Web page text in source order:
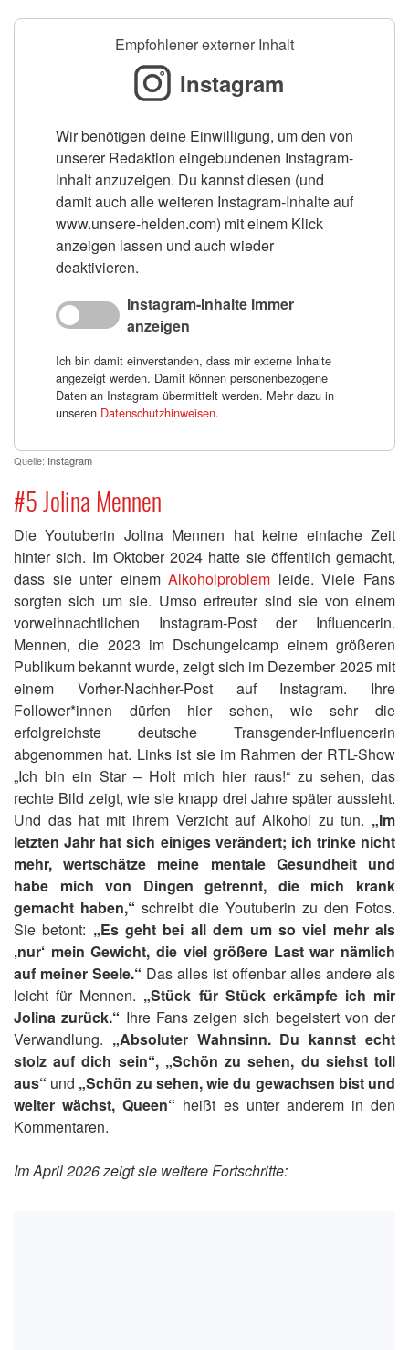
Empfohlener externer Inhalt
Instagram
Wir benötigen deine Einwilligung, um den von
unserer Redaktion eingebundenen Instagram-
Inhalt anzuzeigen. Du kannst diesen (und
damit auch alle weiteren Instagram-Inhalte auf
www.unsere-helden.com) mit einem Klick
anzeigen lassen und auch wieder
deaktivieren.
Instagram-Inhalte immer
anzeigen
Ich bin damit einverstanden, dass mir externe Inhalte
angezeigt werden. Damit können personenbezogene
Daten an Instagram übermittelt werden. Mehr dazu in
unseren Datenschutzhinweisen.
Quelle: Instagram
#5 Jolina Mennen
Die Youtuberin Jolina Mennen hat keine einfache Zeit
hinter sich. Im Oktober 2024 hatte sie öffentlich gemacht,
dass sie unter einemAlkoholproblem leide. Viele Fans
sorgten sich um sie. Umso erfreuter sind sie von einem
vorweihnachtlichen Instagram-Post der Influencerin.
Mennen, die 2023 im Dschungelcamp einem größeren
Publikum bekannt wurde, zeigt sich im Dezember 2025 mit
einem Vorher-Nachher-Post auf Instagram. Ihre
Follower*innen dürfen hier sehen, wie sehr die
erfolgreichste deutsche Transgender-Influencerin
abgenommen hat. Links ist sie im Rahmen der RTL-Show
„Ich bin ein Star – Holt mich hier raus!“ zu sehen, das
rechte Bild zeigt, wie sie knapp drei Jahre später aussieht.
Und das hat mit ihrem Verzicht auf Alkohol zu tun. „Im
letzten Jahr hat sich einiges verändert; ich trinke nicht
mehr, wertschätze meine mentale Gesundheit und
habe mich von Dingen getrennt, die mich krank
gemacht haben,“ schreibt die Youtuberin zu den Fotos.
Sie betont: „Es geht bei all dem um so viel mehr als
‚nur‘ mein Gewicht, die viel größere Last war nämlich
auf meiner Seele.“ Das alles ist offenbar alles andere als
leicht für Mennen. „Stück für Stück erkämpfe ich mir
Jolina zurück.“ Ihre Fans zeigen sich begeistert von der
Verwandlung. „Absoluter Wahnsinn. Du kannst echt
stolz auf dich sein“, „Schön zu sehen, du siehst toll
aus“ und „Schön zu sehen, wie du gewachsen bist und
weiter wächst, Queen“ heißt es unter anderem in den
Kommentaren.
Im April 2026 zeigt sie weitere Fortschritte: